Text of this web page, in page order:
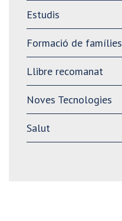
Estudis
Formació de famílies
Llibre recomanat
Noves Tecnologies
Salut